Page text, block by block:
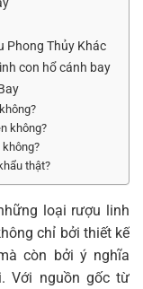
Phong Thủy Khác
con hổ cánh bay
không?
không?
thật?
loại rượu linh
chỉ bởi thiết kế
còn bởi ý nghĩa
Với nguồn gốc từ